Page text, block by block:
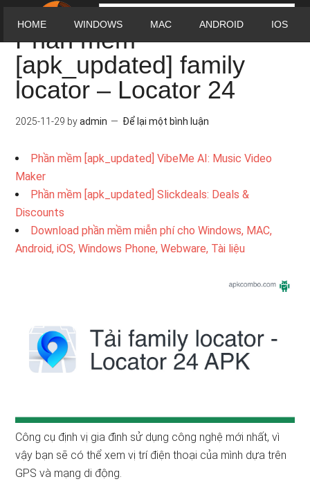
HOME WINDOWS MAC ANDROID IOS
Phần mềm
[apk_updated] family
locator – Locator 24
2025-11-29 byadmin Để lại một bình luận
Phần mềm [apk_updated] VibeMe AI: Music Video
Maker
Phần mềm [apk_updated] Slickdeals: Deals &
Discounts
Download phần mềm miễn phí cho Windows, MAC,
Android, iOS, Windows Phone, Webware, Tài liệu
Công cụ định vị gia đình sử dụng công nghệ mới nhất, vì
vậy bạn sẽ có thể xem vị trí điện thoại của mình dựa trên
GPS và mạng di động.